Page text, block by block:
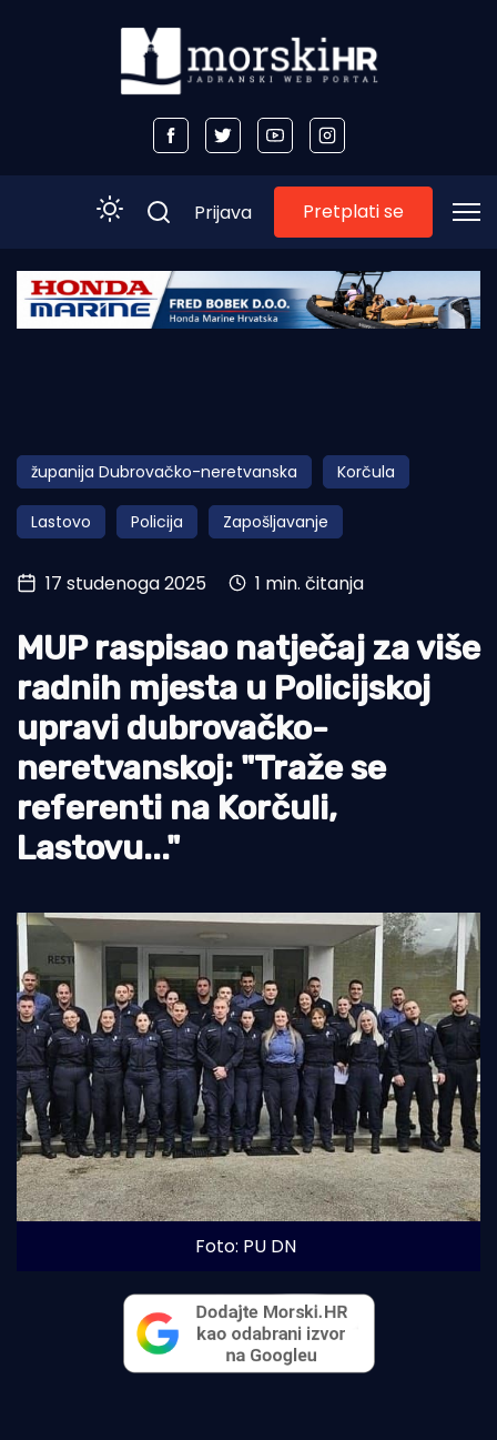
Početna
Obala
Otoci
Turizam i nautika
Pomorstvo
Ekologija
Tradicija i kultura
Prijava Pretplati se
županija Dubrovačko-neretvanska Korčula
Lastovo Policija Zapošljavanje
17 studenoga 2025 1 min. čitanja
MUP raspisao natječaj za više
radnih mjesta u Policijskoj
upravi dubrovačko-
neretvanskoj: "Traže se
referenti na Korčuli,
Lastovu..."
Foto: PU DN